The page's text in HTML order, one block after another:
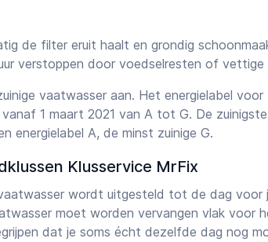
de filter eruit haalt en grondig
verstoppen door voedselresten of vettige
vaatwasser aan. Het energielabel voor
1 maart 2021 van A tot G. De zuinigste
energielabel A, de minst zuinige G.
Klusservice MrFix
wordt uitgesteld tot de dag voor
moet worden vervangen vlak voor
dat je soms écht dezelfde dag nog